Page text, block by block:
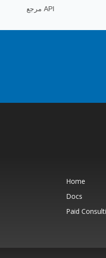
مرجع API
Home
Docs
Paid